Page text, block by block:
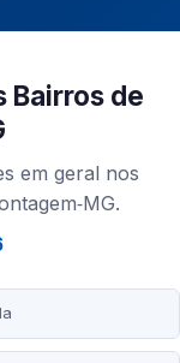
Bairros de
em geral nos